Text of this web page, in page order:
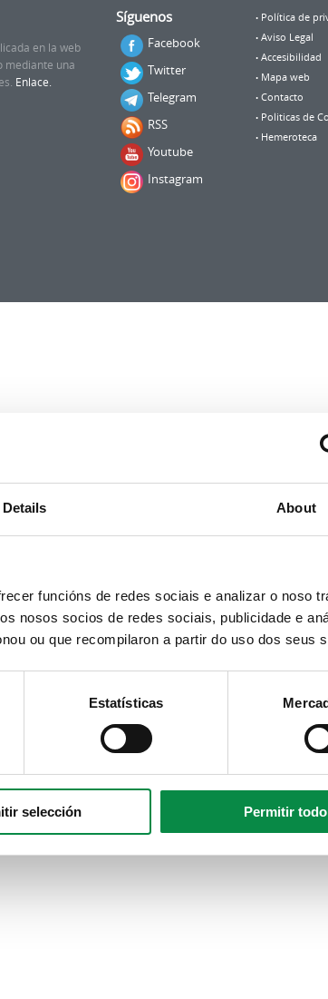
Details About
funcións de redes sociais e analizar o noso
nosos socios de redes sociais, publicidade e
ou que recompilaron a partir do uso dos seus
Estatísticas
selección Permitir todo
en la web
mediante una
Enlace.
Síguenos
Facebook
Twitter
Telegram
RSS
Youtube
Instagram
Política de
Aviso Legal
Accesibilidad
Mapa web
Contacto
Politicas de
Hemeroteca